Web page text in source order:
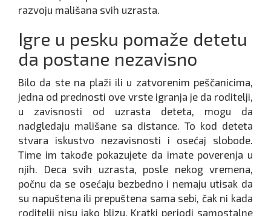
razvoju mališana svih uzrasta.
Igre u pesku pomaže detetu
da postane nezavisno
Bilo da ste na plaži ili u zatvorenim peščanicima,
jedna od prednosti ove vrste igranja je da roditelji,
u zavisnosti od uzrasta deteta, mogu da
nadgledaju mališane sa distance. To kod deteta
stvara iskustvo nezavisnosti i osećaj slobode.
Time im takođe pokazujete da imate poverenja u
njih. Deca svih uzrasta, posle nekog vremena,
počnu da se osećaju bezbedno i nemaju utisak da
su napuštena ili prepuštena sama sebi, čak ni kada
roditelji nisu jako blizu. Kratki periodi samostalne